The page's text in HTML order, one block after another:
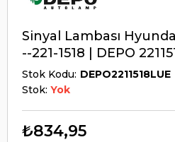
Sinyal Lambası
--221-1518 | DEPO
Stok Kodu DEPO2211518LUE
Stok: Yok
₺834,95